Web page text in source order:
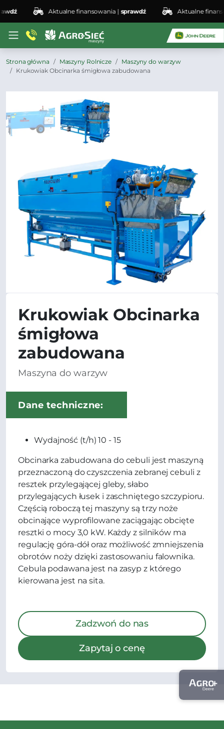
Aktualne finansowania |sprawdź Aktualne
Strona główna Maszyny Rolnicze
Maszyny do warzyw
Krukowiak Obcinarka śmigłowa zabudowana
Krukowiak Obcinarka
śmigłowa
zabudowana
Maszyna do warzyw
Dane techniczne:
Wydajność (t/h) 10 - 15
Obcinarka zabudowana do cebuli jest maszyną
przeznaczoną do czyszczenia zebranej cebuli z
resztek przylegającej gleby, słabo
przylegających łusek i zaschniętego szczypioru.
Częścią roboczą tej maszyny są trzy noże
obcinające wyprofilowane zaciągając obcięte
resztki o mocy 3,0 kW. Każdy z silników ma
regulację góra-dół oraz możliwość zmniejszenia
obrotów noży dzięki zastosowaniu falownika.
Cebula podawana jest na zasyp z którego
kierowana jest na sita.
Zadzwoń do nas
Zapytaj o cenę